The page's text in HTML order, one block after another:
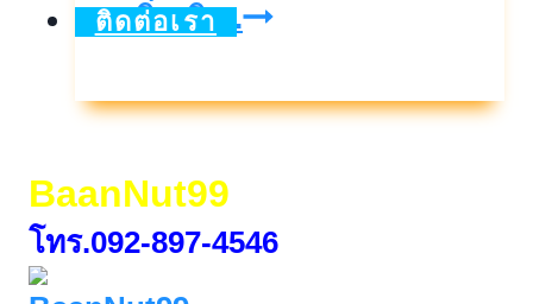
ติดต่อเรา
BaanNut99
โทร.092-897-4546
ดูเพิ่มเติม..บัญชี
ฝาก
และ